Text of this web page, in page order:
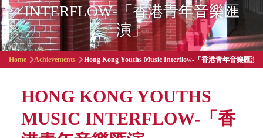
INTERFLOW-「香港青年音樂匯
演」
Breadcrumb
Home Achievements Hong Kong Youths Music Interflow-「香港青年音樂匯演
HONG KONG YOUTHS
MUSIC INTERFLOW-「香